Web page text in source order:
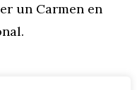
un Carmen en